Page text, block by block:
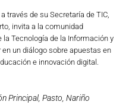
través de su Secretaría de TIC,
invita a la comunidad
la Tecnología de la Información y
un diálogo sobre apuestas en
e innovación digital.
Principal, Pasto, Nariño